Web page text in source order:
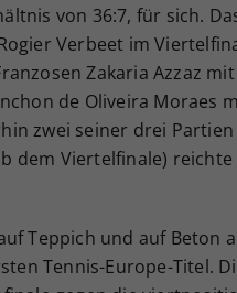
von 36:7, für sich.
Verbeet im
Zakaria Azzaz mit
de Oliveira Moraes
zwei seiner drei
dem Viertelfinale)
Teppich und auf Beton
Tennis-Europe-Titel.